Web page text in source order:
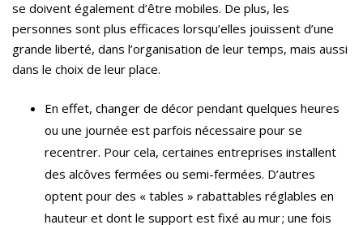
se doivent également d’être mobiles. De plus, les
personnes sont plus efficaces lorsqu’elles jouissent d’une
grande liberté, dans l’organisation de leur temps, mais aussi
dans le choix de leur place.
En effet, changer de décor pendant quelques heures
ou une journée est parfois nécessaire pour se
recentrer. Pour cela, certaines entreprises installent
des alcôves fermées ou semi-fermées. D’autres
optent pour des « tables » rabattables réglables en
hauteur et dont le support est fixé au mur ; une fois